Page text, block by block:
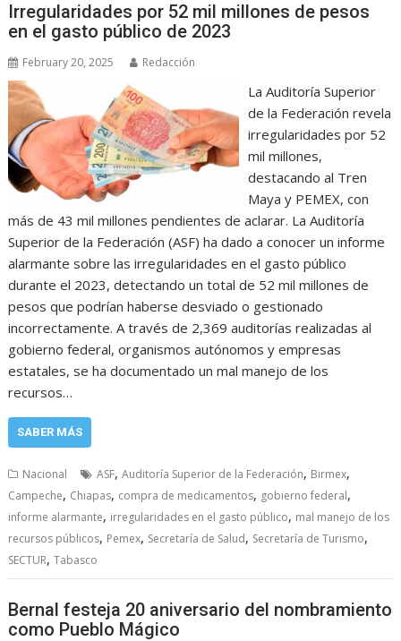
Irregularidades por 52 mil millones de pesos
en el gasto público de 2023
February 20, 2025 Redacción
La Auditoría Superior
de la Federación revela
irregularidades por 52
mil millones,
destacando al Tren
Maya y PEMEX, con
más de 43 mil millones pendientes de aclarar. La Auditoría
Superior de la Federación (ASF) ha dado a conocer un informe
alarmante sobre las irregularidades en el gasto público
durante el 2023, detectando un total de 52 mil millones de
pesos que podrían haberse desviado o gestionado
incorrectamente. A través de 2,369 auditorías realizadas al
gobierno federal, organismos autónomos y empresas
estatales, se ha documentado un mal manejo de los
recursos…
SABER MÁS
Nacional ASF,Auditoría Superior de la Federación, Birmex,
Campeche, Chiapas, compra de medicamentos, gobierno federal,
informe alarmante, irregularidades en el gasto público, mal manejo de los
recursos públicos, Pemex, Secretaría de Salud, Secretaría de Turismo,
SECTUR,Tabasco
Bernal festeja 20 aniversario del nombramiento
como Pueblo Mágico